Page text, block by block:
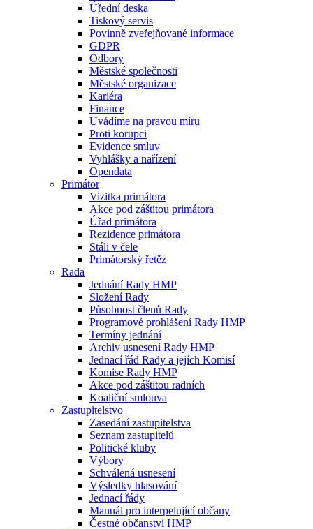
Úřední deska
Tiskový servis
Povinně zveřejňované informace
GDPR
Odbory
Městské společnosti
Městské organizace
Kariéra
Finance
Uvádíme na pravou míru
Proti korupci
Evidence smluv
Vyhlášky a nařízení
Opendata
Primátor
Vizitka primátora
Akce pod záštitou primátora
Úřad primátora
Rezidence primátora
Stáli v čele
Primátorský řetěz
Rada
Jednání Rady HMP
Složení Rady
Působnost členů Rady
Programové prohlášení Rady HMP
Termíny jednání
Archiv usnesení Rady HMP
Jednací řád Rady a jejích Komisí
Komise Rady HMP
Akce pod záštitou radních
Koaliční smlouva
Zastupitelstvo
Zasedání zastupitelstva
Seznam zastupitelů
Politické kluby
Výbory
Schválená usnesení
Výsledky hlasování
Jednací řády
Manuál pro interpelující občany
Čestné občanství HMP